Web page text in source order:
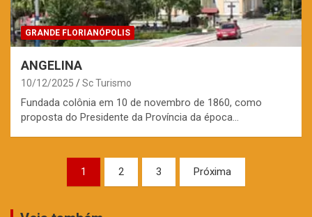
GRANDE FLORIANÓPOLIS
ANGELINA
10/12/2025 Sc Turismo
Fundada colônia em 10 de novembro de 1860, como
proposta do Presidente da Província da época…
Paginação
posts
1 2 3 Próxima